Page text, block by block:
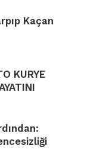
Kaçan
KURYE